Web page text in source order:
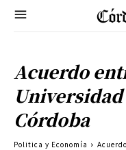
Acuerdo
Córdoba
Politica y Economía